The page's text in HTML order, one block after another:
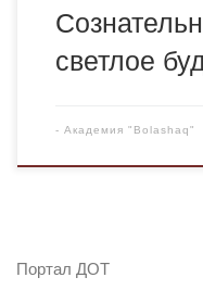
светлое
- Академия "Bolashaq"
Портал ДОТ